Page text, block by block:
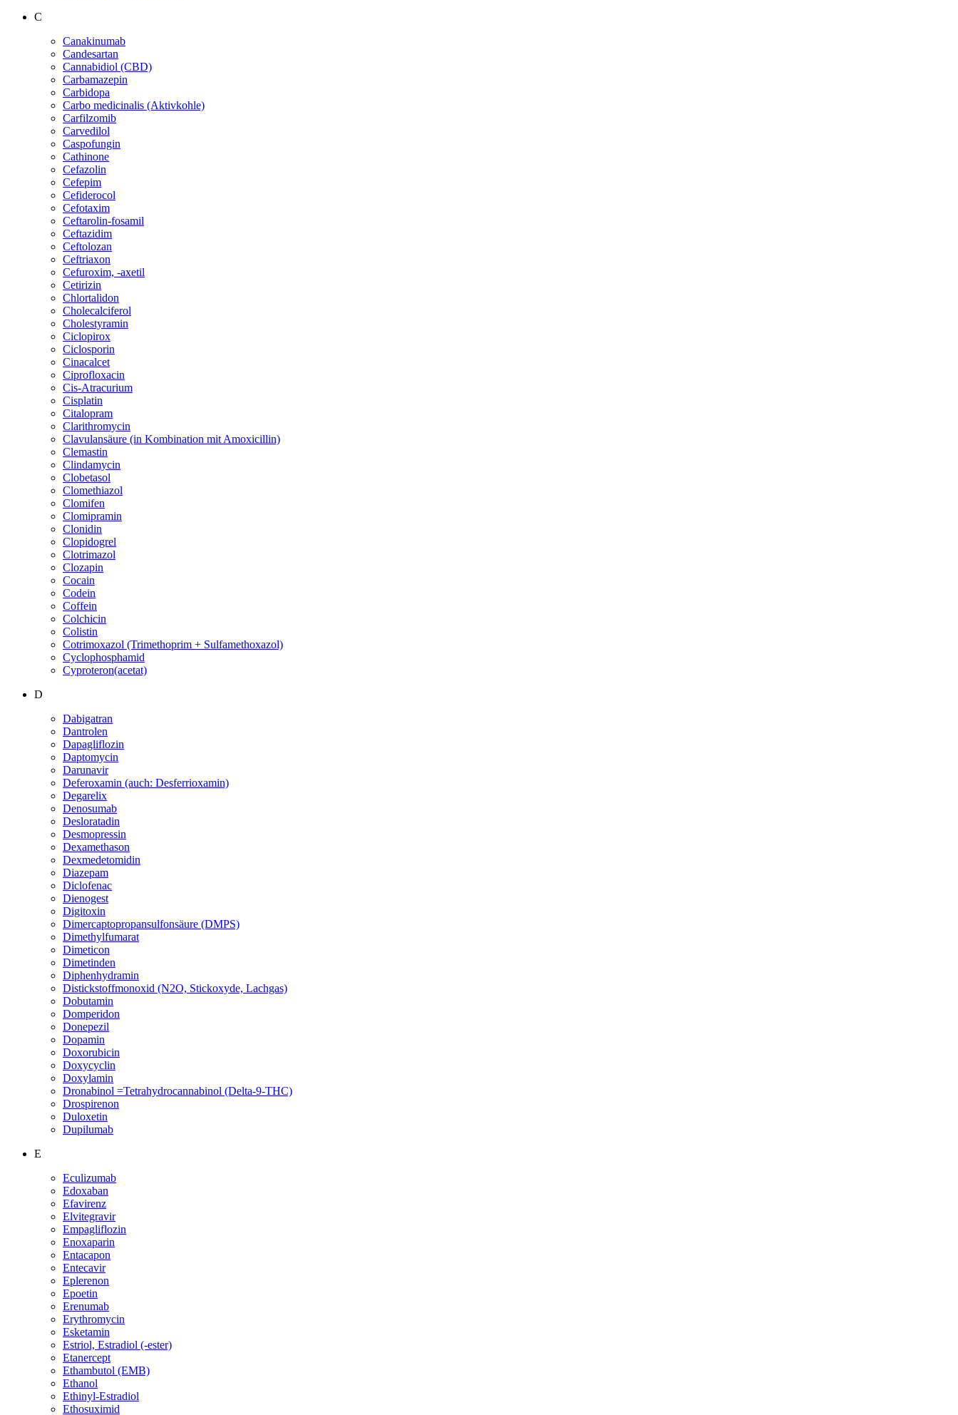
C
Canakinumab
Candesartan
Cannabidiol (CBD)
Carbamazepin
Carbidopa
Carbo medicinalis (Aktivkohle)
Carfilzomib
Carvedilol
Caspofungin
Cathinone
Cefazolin
Cefepim
Cefiderocol
Cefotaxim
Ceftarolin-fosamil
Ceftazidim
Ceftolozan
Ceftriaxon
Cefuroxim, -axetil
Cetirizin
Chlortalidon
Cholecalciferol
Cholestyramin
Ciclopirox
Ciclosporin
Cinacalcet
Ciprofloxacin
Cis-Atracurium
Cisplatin
Citalopram
Clarithromycin
Clavulansäure (in Kombination mit Amoxicillin)
Clemastin
Clindamycin
Clobetasol
Clomethiazol
Clomifen
Clomipramin
Clonidin
Clopidogrel
Clotrimazol
Clozapin
Cocain
Codein
Coffein
Colchicin
Colistin
Cotrimoxazol (Trimethoprim + Sulfamethoxazol)
Cyclophosphamid
Cyproteron(acetat)
D
Dabigatran
Dantrolen
Dapagliflozin
Daptomycin
Darunavir
Deferoxamin (auch: Desferrioxamin)
Degarelix
Denosumab
Desloratadin
Desmopressin
Dexamethason
Dexmedetomidin
Diazepam
Diclofenac
Dienogest
Digitoxin
Dimercaptopropansulfonsäure (DMPS)
Dimethylfumarat
Dimeticon
Dimetinden
Diphenhydramin
Distickstoffmonoxid (N2O, Stickoxyde, Lachgas)
Dobutamin
Domperidon
Donepezil
Dopamin
Doxorubicin
Doxycyclin
Doxylamin
Dronabinol =Tetrahydrocannabinol (Delta-9-THC)
Drospirenon
Duloxetin
Dupilumab
E
Eculizumab
Edoxaban
Efavirenz
Elvitegravir
Empagliflozin
Enoxaparin
Entacapon
Entecavir
Eplerenon
Epoetin
Erenumab
Erythromycin
Esketamin
Estriol, Estradiol (-ester)
Etanercept
Ethambutol (EMB)
Ethanol
Ethinyl-Estradiol
Ethosuximid